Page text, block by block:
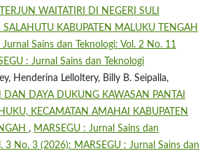
WAITATIRI DI NEGERI SULI
SALAHUTU KABUPATEN MALUKU TENGAH
Jurnal Sains dan Teknologi: Vol. 2 No. 11
: Jurnal Sains dan Teknologi
Henderina Lelloltery, Billy B. Seipalla,
DAN DAYA DUKUNG KAWASAN PANTAI
KECAMATAN AMAHAI KABUPATEN
, MARSEGU : Jurnal Sains dan
3 No. 3 (2026): MARSEGU : Jurnal Sains dan